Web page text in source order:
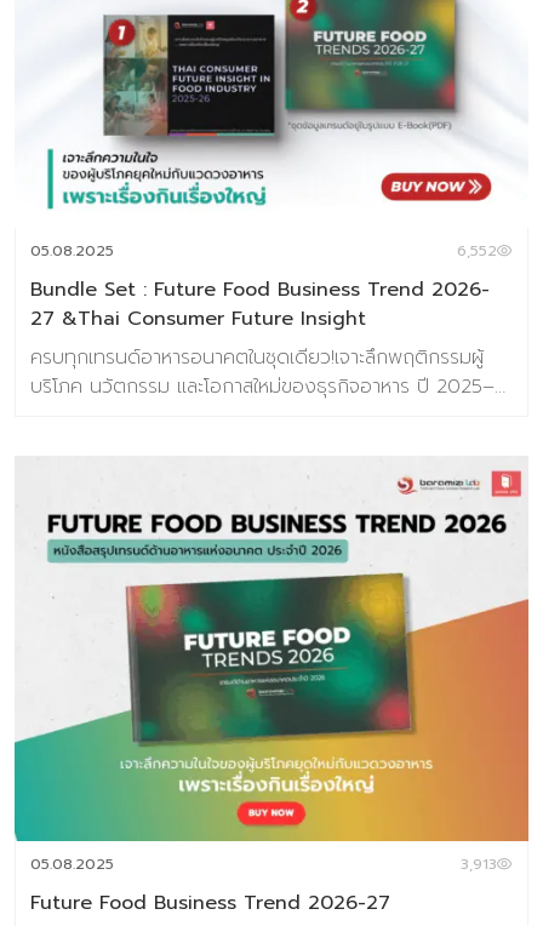
05.08.2025 6,552
Bundle Set : Future Food Business Trend 2026-
27 &Thai Consumer Future Insight
ครบทุกเทรนด์อาหารอนาคตในชุดเดียว!เจาะลึกพฤติกรรมผู้
บริโภค นวัตกรรม และโอกาสใหม่ของธุรกิจอาหาร ปี 2025–
ธุรกิจอาหาร ทั้งในวันนี้และอนาคต ในเซ็ตประกอบด้วยหนังสือ
2 เล่ม 1.Thai Consumer Future Insight in Food
Industry หนังสือที่เจาะลึกทุกอินไซต์สำคัญของผู้บริโภคไทยใน
โลกอาหารปี 2025–2026 2.Future Food Business
Trend 2026-2027 หนังสือสรุปเทรนด์ด้านอาหารแห่ง
อนาคต ประจำปี 2026 (ชุดข้อมูลเทรนด์อยู่ในรูปแบบ E-
Book สามารถดาวน์โหลดอ่านได้ทันที) พิเศษราคา
6,384 บาท จากราคาเต็ม 7,980 บาท ชุดข้อมูลที่ 1 Thai
Consumer Future Insight in Food Industry เจาะลึก
ความในใจของผู้บริโภคยุดใหม่กับแวดวงอาหาร เพราะเรื่องกิน
เรื่องใหญ่ เนื้อหาภายเล่ม ประกอบด้วย Introduction แนวคิด
ทฤษฎีและสมมติฐานงานวิจัย บทที่ 1 Respondents’ Profile
กลุ่มตัวอย่างงานวิจัย บทที่ 2 Food in Thais’ Life –
Occasion อาหารกับโอกาสในชีวิตประจำวัน บทที่ 3 Update
Eating & Buying Behavior รูปแบบการกินและการตัดสินใจซ
[…]
05.08.2025 3,913
Future Food Business Trend 2026-27